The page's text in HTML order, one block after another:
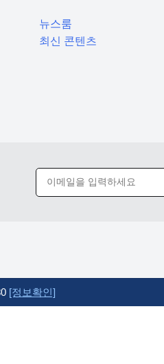
뉴스룸
최신 콘텐츠
[정보확인]